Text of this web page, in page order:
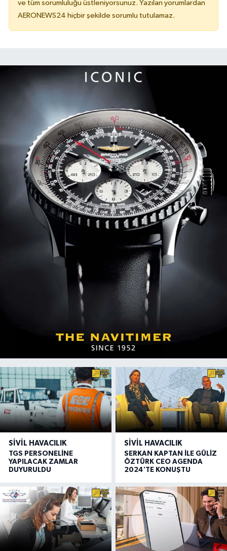
ve tüm sorumluluğu üstleniyorsunuz. Yazılan yorumlardan
AERONEWS24 hiçbir şekilde sorumlu tutulamaz.
SIVIL HAVACILIK
TGS PERSONELİNE
YAPILACAK ZAMLAR
DUYURULDU
SIVIL HAVACILIK
SERKAN KAPTAN İLE GÜLİZ
ÖZTÜRK CEO AGENDA
2024'TE KONUŞTU